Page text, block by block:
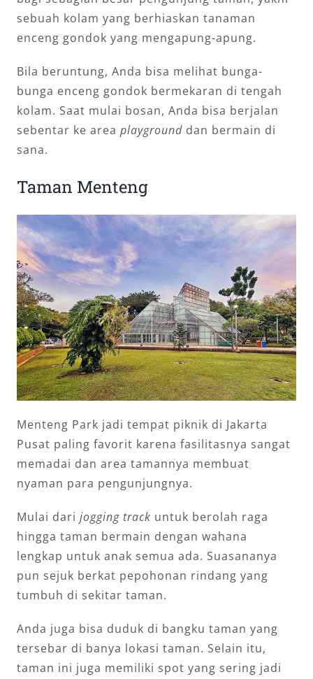
sebuah kolam yang berhiaskan tanaman
enceng gondok yang mengapung-apung.
Bila beruntung, Anda bisa melihat bunga-
bunga enceng gondok bermekaran di tengah
kolam. Saat mulai bosan, Anda bisa berjalan
sebentar ke area playgrounddan bermain di
sana.
Taman Menteng
Menteng Park jadi tempat piknik di Jakarta
Pusat paling favorit karena fasilitasnya sangat
memadai dan area tamannya membuat
nyaman para pengunjungnya.
Mulai dari jogging track untuk berolah raga
hingga taman bermain dengan wahana
lengkap untuk anak semua ada. Suasananya
pun sejuk berkat pepohonan rindang yang
tumbuh di sekitar taman.
Anda juga bisa duduk di bangku taman yang
tersebar di banya lokasi taman. Selain itu,
taman ini juga memiliki spot yang sering jadi